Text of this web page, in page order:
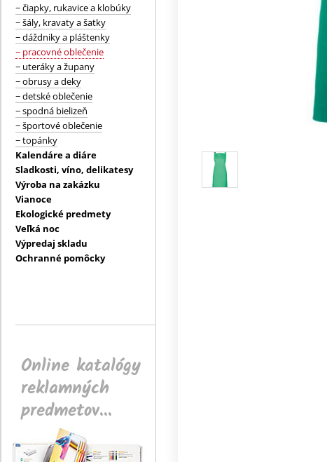
− čiapky, rukavice a klobúky
− šály, kravaty a šatky
− dáždniky a pláštenky
− pracovné oblečenie
− uteráky a župany
− obrusy a deky
− detské oblečenie
− spodná bielizeň
− športové oblečenie
− topánky
Kalendáre a diáre
Sladkosti, víno, delikatesy
Výroba na zakázku
Vianoce
Ekologické predmety
Veľká noc
Výpredaj skladu
Ochranné pomôcky
Online katalógy
reklamných
predmetov...